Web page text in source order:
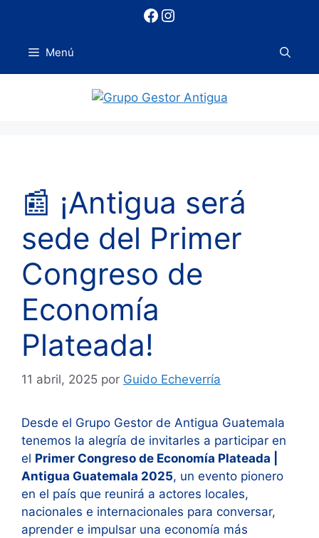
Facebook
Instagram
Menú
📰 ¡Antigua será
sede del Primer
Congreso de
Economía
Plateada!
11 abril, 2025 por Guido Echeverría
Desde el Grupo Gestor de Antigua Guatemala
tenemos la alegría de invitarles a participar en
el Primer Congreso de Economía Plateada |
Antigua Guatemala 2025, un evento pionero
en el país que reunirá a actores locales,
nacionales e internacionales para conversar,
aprender e impulsar una economía más